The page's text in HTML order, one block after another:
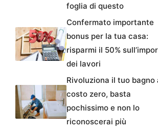
foglia di questo
Confermato importante
bonus per la tua casa:
risparmi il 50%
dei lavori
Rivoluziona il tuo bagno
costo zero, basta
pochissimo e non lo
riconoscerai più